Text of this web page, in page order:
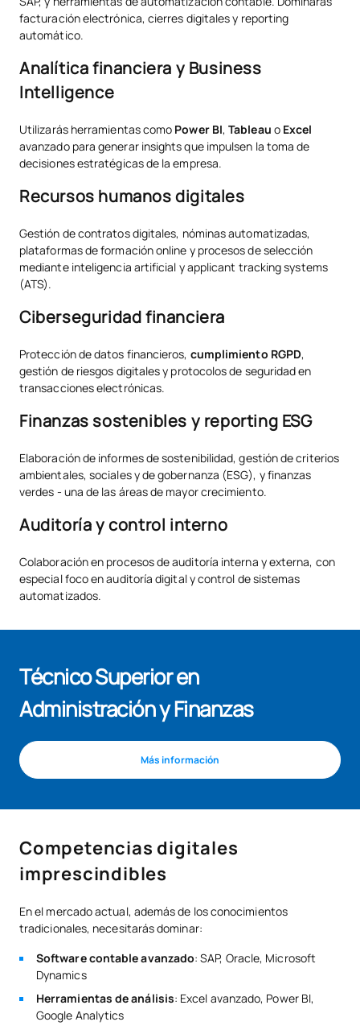
facturación electrónica, cierres digitales y reporting
automático.
Analítica financiera y Business
Intelligence
Utilizarás herramientas como Power BI,Tableau o Excel
avanzado para generar insights que impulsen la toma de
decisiones estratégicas de la empresa.
Recursos humanos digitales
Gestión de contratos digitales, nóminas automatizadas,
plataformas de formación online y procesos de selección
mediante inteligencia artificial y applicant tracking systems
(ATS).
Ciberseguridad financiera
Protección de datos financieros, cumplimiento RGPD,
gestión de riesgos digitales y protocolos de seguridad en
transacciones electrónicas.
Finanzas sostenibles y reporting ESG
Elaboración de informes de sostenibilidad, gestión de criterios
ambientales, sociales y de gobernanza (ESG), y finanzas
verdes - una de las áreas de mayor crecimiento.
Auditoría y control interno
Colaboración en procesos de auditoría interna y externa, con
especial foco en auditoría digital y control de sistemas
automatizados.
Técnico Superior en
Administración y Finanzas
Más información
Competencias digitales
imprescindibles
En el mercado actual, además de los conocimientos
tradicionales, necesitarás dominar:
Software contable avanzado: SAP, Oracle, Microsoft
Dynamics
Herramientas de análisis: Excel avanzado, Power BI,
Google Analytics